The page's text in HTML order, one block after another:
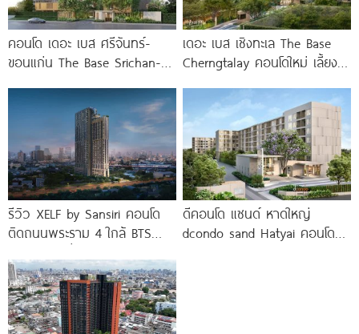
คอนโด เดอะ เบส ศรีจันทร์-
ขอนแก่น The Base Srichan-
ขอนแก่น
เดอะ เบส เชิงทะเล The Base
Cherngtalay คอนโดใหม่ เลี้ยง
รีวิว XELF by Sansiri คอนโด
ติดถนนพระราม 4 ใกล้ BTS
ดีคอนโด แซนด์ หาดใหญ่
dcondo sand Hatyai คอนโด